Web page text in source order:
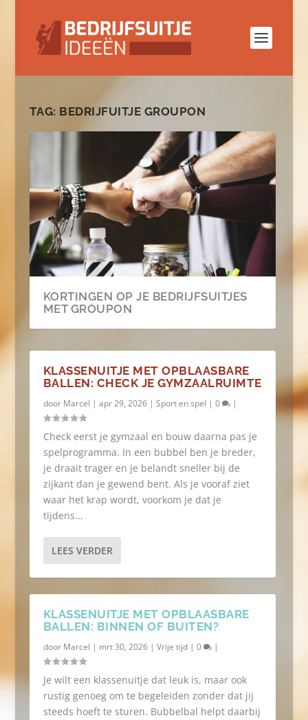
TAG: BEDRIJFUITJE GROUPON
KORTINGEN OP JE BEDRIJFSUITJES
MET GROUPON
KLASSENUITJE MET OPBLAASBARE
BALLEN: CHECK JE GYMZAALRUIMTE
door Marcel | apr 29, 2026| Sport en spel | 0 |
Check eerst je gymzaal en bouw daarna pas je
spelprogramma. In een bubbel ben je breder,
je draait trager en je belandt sneller bij de
zijkant dan je gewend bent. Als je vooraf ziet
waar het krap wordt, voorkom je dat je
tijdens...
LEES VERDER
KLASSENUITJE MET OPBLAASBARE
BALLEN: BINNEN OF BUITEN?
door Marcel | mrt 30, 2026| Vrije tijd| 0 |
Je wilt een klassenuitje dat leuk is, maar ook
rustig genoeg om te begeleiden zonder dat jij
steeds hoeft te sturen. Bubbelbal helpt daarbij